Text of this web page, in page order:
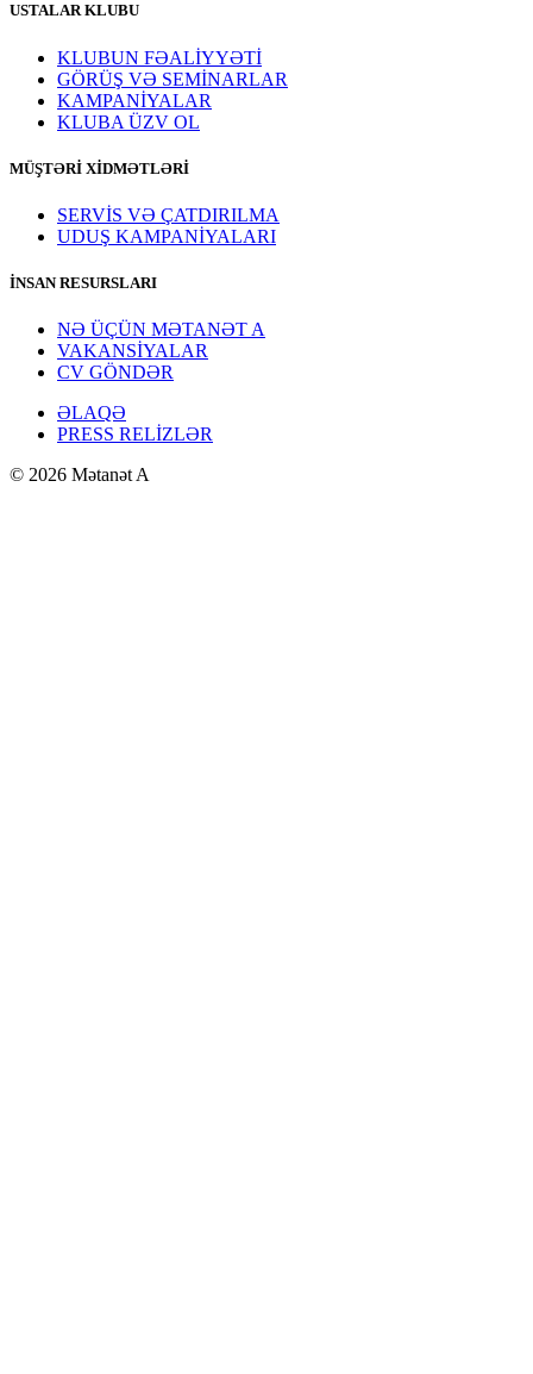
USTALAR KLUBU
KLUBUN FƏALİYYƏTİ
GÖRÜŞ VƏ SEMİNARLAR
KAMPANİYALAR
KLUBA ÜZV OL
MÜŞTƏRİ XİDMƏTLƏRİ
SERVİS VƏ ÇATDIRILMA
UDUŞ KAMPANİYALARI
İNSAN RESURSLARI
NƏ ÜÇÜN MƏTANƏT A
VAKANSİYALAR
CV GÖNDƏR
ƏLAQƏ
PRESS RELİZLƏR
© 2026 Mətanət A